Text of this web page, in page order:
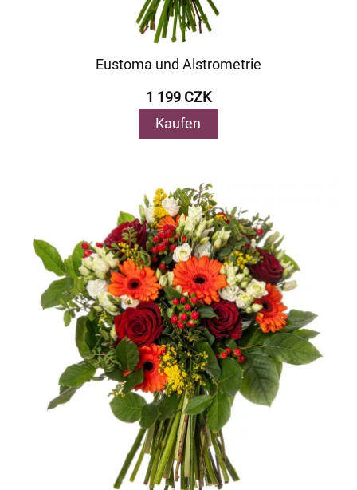
Eustoma und Alstrometrie
1 199 CZK
Kaufen